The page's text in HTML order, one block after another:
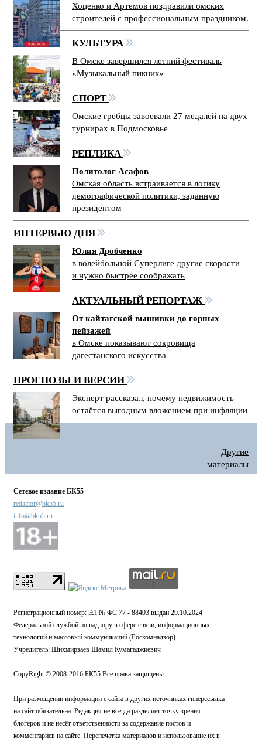
Хоценко и Артемов поздравили омских
строителей с профессиональным праздником.
КУЛЬТУРА
В Омске завершился летний фестиваль
«Музыкальный пикник»
СПОРТ
Омские гребцы завоевали 27 медалей на двух
турнирах в Подмосковье
РЕПЛИКА
Политолог Асафов
Омская область встраивается в логику
демографической политики, заданную
президентом
ИНТЕРВЬЮ ДНЯ
Юлия Дробченко
в волейбольной Суперлиге другие скорости
и нужно быстрее соображать
АКТУАЛЬНЫЙ РЕПОРТАЖ
От кайтагской вышивки до горных
пейзажей
в Омске показывают сокровища
дагестанского искусства
ПРОГНОЗЫ И ВЕРСИИ
Эксперт рассказал, почему недвижимость
остаётся выгодным вложением при инфляции
Другие
материалы
Сетевое издание БК55
redactor@bk55.ru
info@bk55.ru
Регистрационный номер: ЭЛ № ФС 77 - 88403 выдан 29.10.2024
Федеральной службой по надзору в сфере связи, информационных
технологий и массовый коммуникаций (Роскомнадзор)
Учредитель: Шихмирзаев Шамил Кумагаджиевич
CopyRight © 2008-2016 БК55 Все права защищены.
При размещении информации с сайта в других источниках гиперссылка
на сайт обязательна. Редакция не всегда разделяет точку зрения
блогеров и не несёт ответственности за содержание постов и
комментариев на сайте. Перепечатка материалов и использование их в